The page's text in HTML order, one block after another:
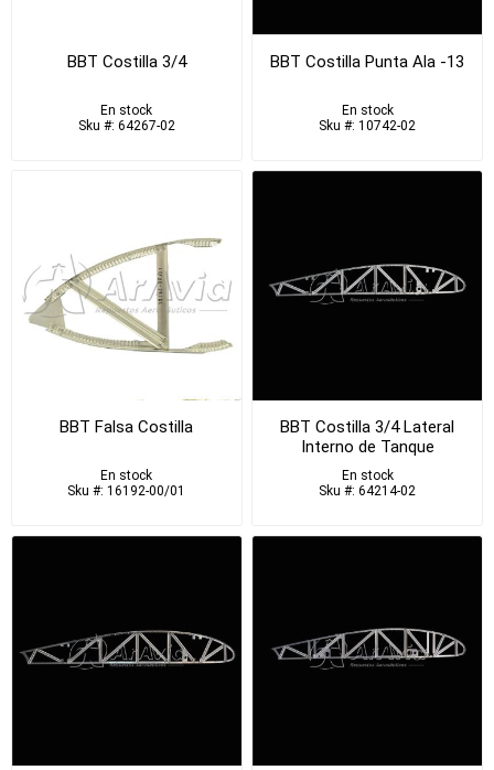
BBT Costilla 3/4
En stock
Sku #: 64267-02
BBT Costilla Punta Ala -13
En stock
Sku #: 10742-02
BBT Falsa Costilla
En stock
Sku #: 16192-00/01
BBT Costilla 3/4 Lateral
Interno de Tanque
En stock
Sku #: 64214-02